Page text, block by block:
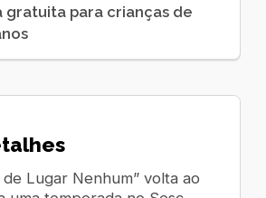
gratuita para crianças de
de Lugar Nenhum” volta ao